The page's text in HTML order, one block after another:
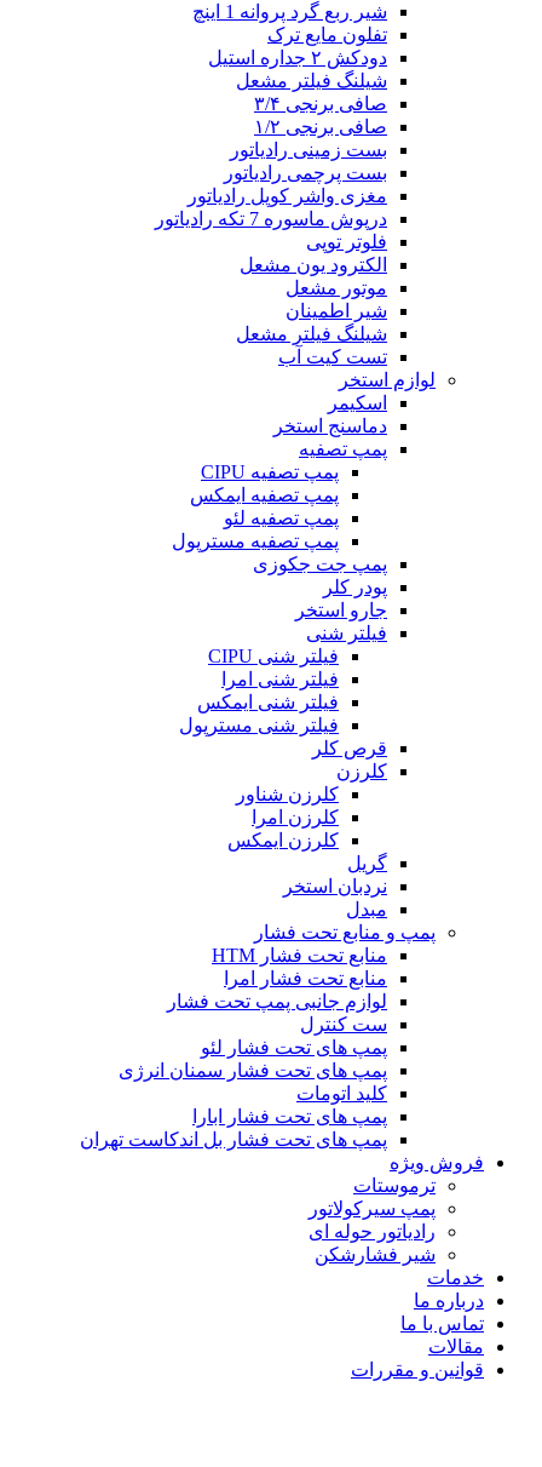
شیر ربع گرد پروانه 1 اینچ
تفلون مایع ترک
دودکش ۲ جداره استیل
شیلنگ فیلتر مشعل
صافی برنجی ۳/۴
صافی برنجی ۱/۲
بست زمینی رادیاتور
بست پرچمی رادیاتور
مغزی واشر کوپل رادیاتور
درپوش ماسوره 7 تکه رادیاتور
فلوتر توپی
الکترود یون مشعل
موتور مشعل
شیر اطمینان
شیلنگ فیلتر مشعل
تست کیت آب
لوازم استخر
اسکیمر
دماسنج استخر
پمپ تصفیه
پمپ تصفیه CIPU
پمپ تصفیه ایمکس
پمپ تصفیه لئو
پمپ تصفیه مسترپول
پمپ جت جکوزی
پودر کلر
جارو استخر
فیلتر شنی
فیلتر شنی CIPU
فیلتر شنی امرا
فیلتر شنی ایمکس
فیلتر شنی مسترپول
قرص کلر
کلرزن
کلرزن شناور
کلرزن امرا
کلرزن ایمکس
گریل
نردبان استخر
مبدل
پمپ و منابع تحت فشار
منابع تحت فشار HTM‎
منابع تحت فشار امرا
لوازم جانبی پمپ تحت فشار
ست کنترل
پمپ های تحت فشار لئو
پمپ های تحت فشار سمنان انرژی
کلید اتومات
پمپ های تحت فشار ابارا
پمپ های تحت فشار بل اندکاست تهران
فروش ویژه
ترموستات
پمپ سیرکولاتور
رادیاتور حوله ای
شیر فشارشکن
خدمات
درباره ما
تماس با ما
مقالات
قوانین و مقررات